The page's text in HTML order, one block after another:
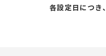
各設定日につき